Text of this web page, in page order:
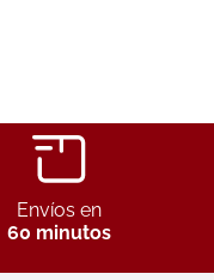
Envíos en
60 minutos